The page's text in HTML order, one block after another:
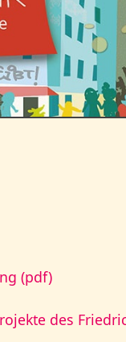
(pdf)
des